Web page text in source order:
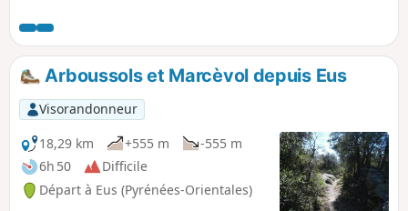
du Cady. On surplombe aussi Villefranche-de-Conflent et le
Fort Libéria. Randonnée sans grande difficulté mais ne pas
sous estimer la longueur.
Arboussols et Marcèvol depuis Eus
Visorandonneur
18,29 km
+555 m
-555 m
6h 50
Difficile
Départ à Eus (Pyrénées-Orientales)